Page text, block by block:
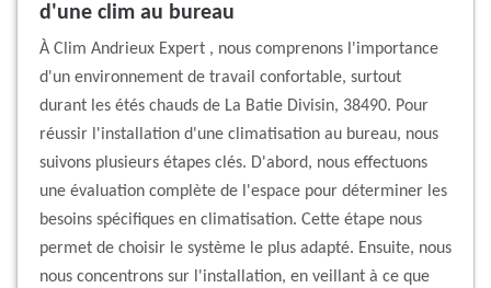
d'une clim au bureau
À Clim Andrieux Expert , nous comprenons l'importance
d'un environnement de travail confortable, surtout
durant les étés chauds de La Batie Divisin, 38490. Pour
réussir l'installation d'une climatisation au bureau, nous
suivons plusieurs étapes clés. D'abord, nous effectuons
une évaluation complète de l'espace pour déterminer les
besoins spécifiques en climatisation. Cette étape nous
permet de choisir le système le plus adapté. Ensuite, nous
nous concentrons sur l'installation, en veillant à ce que